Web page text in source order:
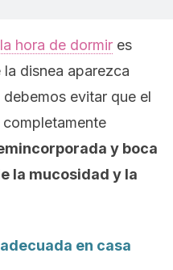
hora de dormir es
disnea aparezca
evitar que el
y boca
la mucosidad y la
en casa